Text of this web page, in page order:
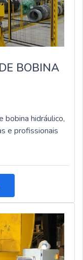
BOBINA
bobina hidráulico,
e profissionais